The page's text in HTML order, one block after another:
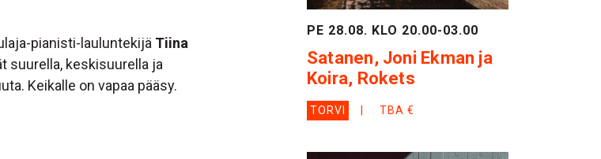
pianisti-lauluntekijä Tiina
suurella, keskisuurella ja
Keikalle on vapaa pääsy.
PE 28.08. KLO 20.00-03.00
Satanen, Joni Ekman ja
Koira, Rokets
TORVI TBA €